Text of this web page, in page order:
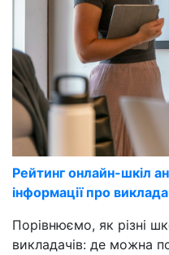
Рейтинг онлайн-шкіл
інформації про
Порівнюємо, як різні
викладачів: де можна